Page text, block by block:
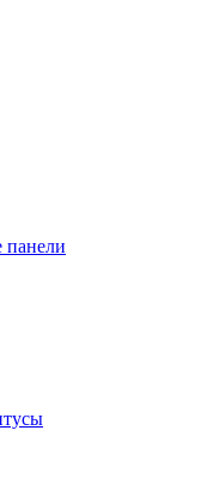
панели